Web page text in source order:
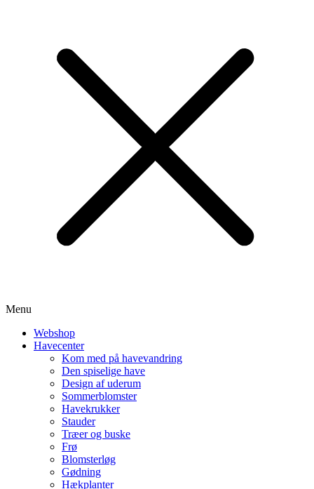
Menu
Webshop
Havecenter
Kom med på havevandring
Den spiselige have
Design af uderum
Sommerblomster
Havekrukker
Stauder
Træer og buske
Frø
Blomsterløg
Gødning
Hækplanter